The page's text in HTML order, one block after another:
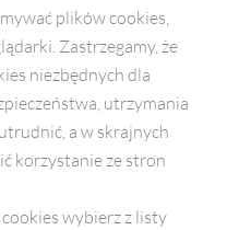
plików cookies,
Zastrzegamy, że
niezbędnych dla
utrzymania
a w skrajnych
korzystanie ze stron
wybierz z listy